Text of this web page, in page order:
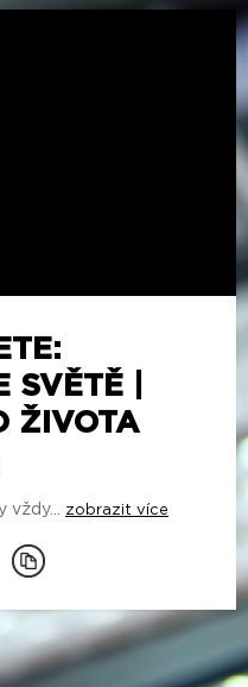
SVĚTĚ |
ŽIVOTA
vždy... zobrazit více